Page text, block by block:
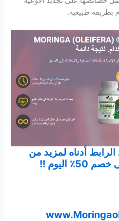
بطريقة طبيعية.
أدناه لمزيد من
المعلومات واحصل على خصم 50٪ اليوم !!